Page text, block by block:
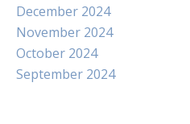
December 2024
November 2024
October 2024
September 2024